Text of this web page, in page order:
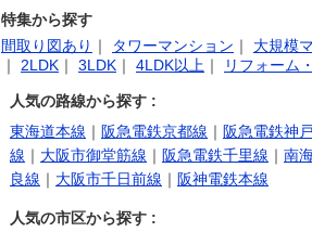
特集から探す
間取り図あり ｜ タワーマンション ｜ 大規模
｜ 2LDK ｜ 3LDK ｜ 4LDK以上 ｜ リフォーム
人気の路線から探す :
東海道本線 ｜ 阪急電鉄京都線 ｜ 阪急電鉄神
線 ｜ 大阪市御堂筋線 ｜ 阪急電鉄千里線 ｜ 南
良線 ｜ 大阪市千日前線 ｜ 阪神電鉄本線
人気の市区から探す :